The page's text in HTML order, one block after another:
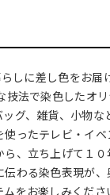
しに差し色をお届
技法で染色したオ
グ、雑貨、小物
使ったテレビ・イ
、立ち上げて１
わる染色表現が
をお楽しみくださ